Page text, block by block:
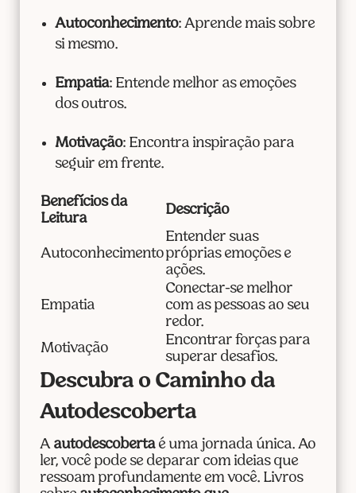
Autoconhecimento: Aprende mais sobre
si mesmo.
Empatia: Entende melhor as emoções
dos outros.
Motivação: Encontra inspiração para
seguir em frente.
Benefícios da
Leitura
Descrição
Autoconhecimento
Entender suas
próprias emoções e
ações.
Empatia
Conectar-se melhor
com as pessoas ao seu
redor.
Motivação
Encontrar forças para
superar desafios.
Descubra o Caminho da
Autodescoberta
A autodescobertaé uma jornada única. Ao
ler, você pode se deparar com ideias que
ressoam profundamente em você. Livros